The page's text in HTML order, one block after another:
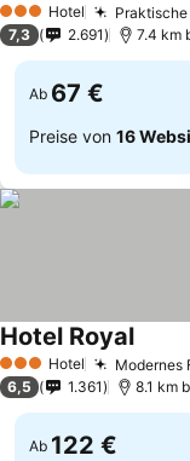
3 SterneHotel
7,3 2.691 7.4 km
Ab 67 €
Preise von 16
3 SterneHotel Modernes
Hotel RoyalPreise
6,5 1.361 8.1 km
Ab 122 €